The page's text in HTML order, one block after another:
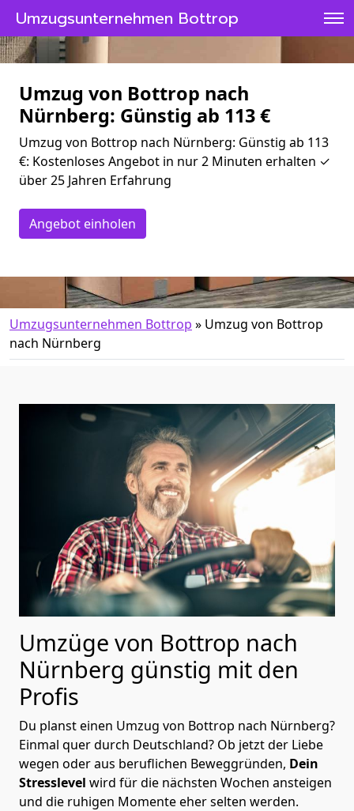
Umzugsunternehmen Bottrop
Umzug von Bottrop nach
Nürnberg: Günstig ab 113 €
Umzug von Bottrop nach Nürnberg: Günstig ab 113
€: Kostenloses Angebot in nur 2 Minuten erhalten ✓
über 25 Jahren Erfahrung
Angebot einholen
Umzugsunternehmen Bottrop » Umzug von Bottrop
nach Nürnberg
Umzüge von Bottrop nach
Nürnberg günstig mit den
Profis
Du planst einen Umzug von Bottrop nach Nürnberg?
Einmal quer durch Deutschland? Ob jetzt der Liebe
wegen oder aus beruflichen Beweggründen, Dein
Stresslevel wird für die nächsten Wochen ansteigen
und die ruhigen Momente eher selten werden.